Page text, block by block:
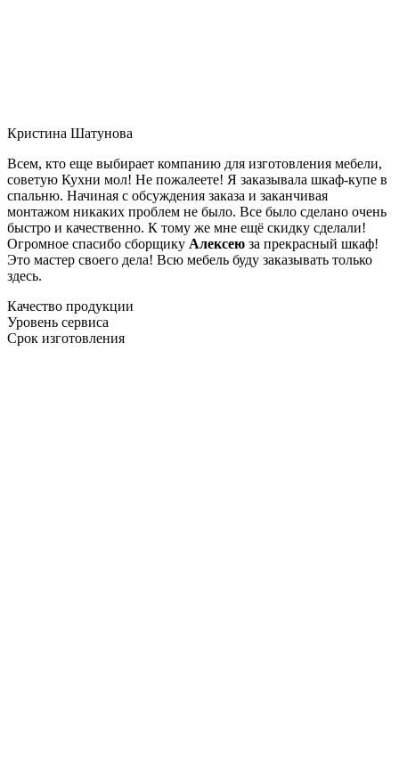
Кристина Шатунова
Всем, кто еще выбирает компанию для изготовления мебели,
советую Кухни мол! Не пожалеете! Я заказывала шкаф-купе в
спальню. Начиная с обсуждения заказа и заканчивая
монтажом никаких проблем не было. Все было сделано очень
быстро и качественно. К тому же мне ещё скидку сделали!
Огромное спасибо сборщику Алексею за прекрасный шкаф!
Это мастер своего дела! Всю мебель буду заказывать только
здесь.
Качество продукции
Уровень сервиса
Срок изготовления